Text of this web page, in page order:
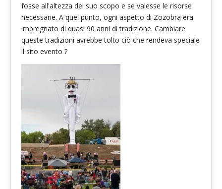
fosse all'altezza del suo scopo e se valesse le risorse
necessarie. A quel punto, ogni aspetto di Zozobra era
impregnato di quasi 90 anni di tradizione. Cambiare
queste tradizioni avrebbe tolto ciò che rendeva speciale
il sito evento ?